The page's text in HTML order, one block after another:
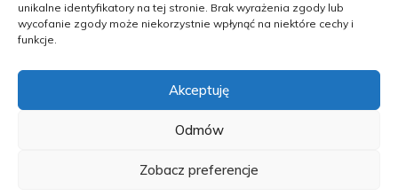
unikalne identyfikatory na tej stronie. Brak wyrażenia zgody lub
wycofanie zgody może niekorzystnie wpłynąć na niektóre cechy i
funkcje.
Akceptuję
Odmów
Zobacz preferencje
Doradztwo
copyright by carmotive.pl 2026©